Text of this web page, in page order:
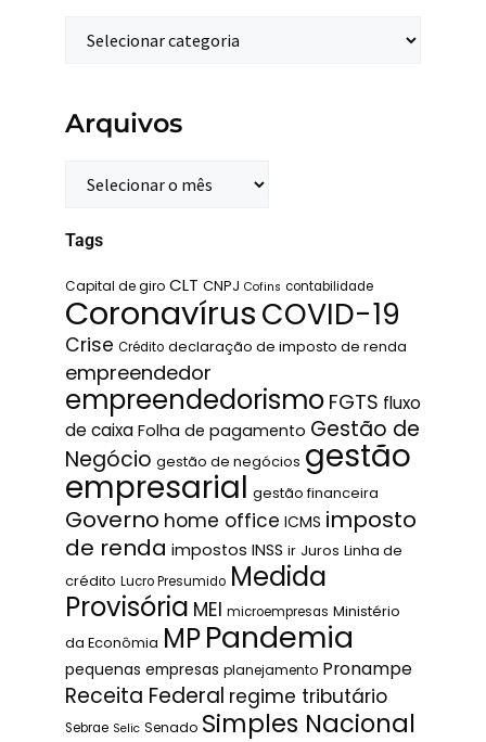
Arquivos
Tags
Capital de giro CLT CNPJ Cofins contabilidade
CoronavírusCOVID-19
Crise Crédito declaração de imposto de renda
empreendedor
empreendedorismo FGTS fluxo
de caixa Folha de pagamento Gestão de
Negócio gestão de negócios gestão
empresarial gestão financeira
Governo home office ICMS imposto
de renda impostos INSS ir Juros Linha de
crédito Lucro Presumido Medida
Provisória MEI microempresas Ministério
da Econômia MPPandemia
pequenas empresas planejamento Pronampe
Receita Federal regime tributário
Sebrae Selic Senado Simples Nacional